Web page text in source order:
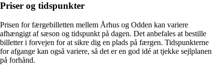
Priser og tidspunkter
Prisen for færgebilletten mellem Århus og Odden kan variere
afhængigt af sæson og tidspunkt på dagen. Det anbefales at bestille
billetter i forvejen for at sikre dig en plads på færgen. Tidspunkterne
for afgange kan også variere, så det er en god idé at tjekke sejlplanen
på forhånd.